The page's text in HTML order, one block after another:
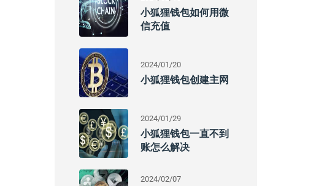
小狐狸钱包如何用微
信充值
2024/01/20
小狐狸钱包创建主网
2024/01/29
小狐狸钱包一直不到
账怎么解决
2024/02/07